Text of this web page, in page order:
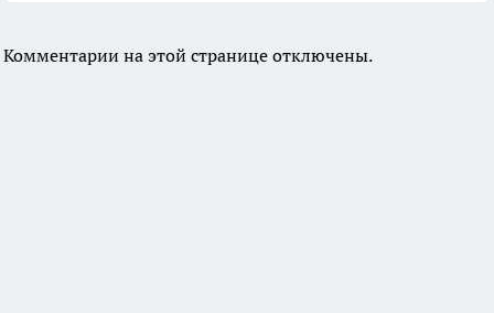
Комментарии на этой странице отключены.